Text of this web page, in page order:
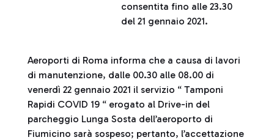
consentita fino alle 23.30
del 21 gennaio 2021.
Aeroporti di Roma informa che a causa di lavori
di manutenzione, dalle 00.30 alle 08.00 di
venerdì 22 gennaio 2021 il servizio “ Tamponi
Rapidi COVID 19 “ erogato al Drive-in del
parcheggio Lunga Sosta dell’aeroporto di
Fiumicino sarà sospeso; pertanto, l’accettazione